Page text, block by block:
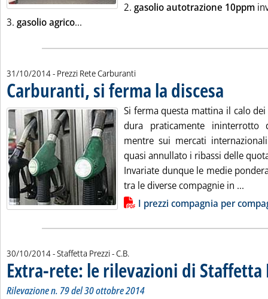
2. gasolio autotrazione 10ppm
3. gasolio agrico...
31/10/2014- Prezzi Rete Carburanti
Carburanti, si ferma la discesa
Si ferma questa mattina il calo
dura praticamente ininterrotto
mentre sui mercati
quasi annullato i ribassi delle
Invariate dunque le medie
tra le diverse compagnie in ...
Lista allegati PDF alla notiziaI prezzi compagnia per
30/10/2014- Staffetta Prezzi -di:
C.B.
Extra-rete: le rilevazioni di Staffetta
Rilevazione n. 79 del 30 ottobre 2014